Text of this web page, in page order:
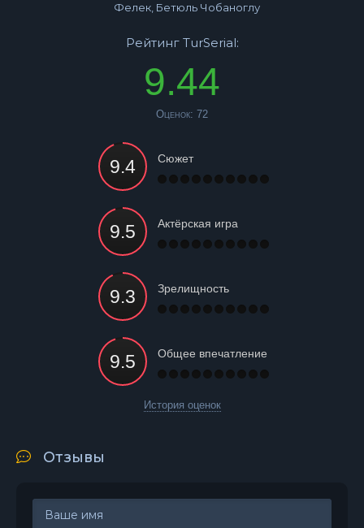
Фелек, Бетюль Чобаноглу
Рейтинг TurSerial:
9.44
Оценок: 72
Сюжет
Актёрская игра
Зрелищность
Общее впечатление
История оценок
Отзывы